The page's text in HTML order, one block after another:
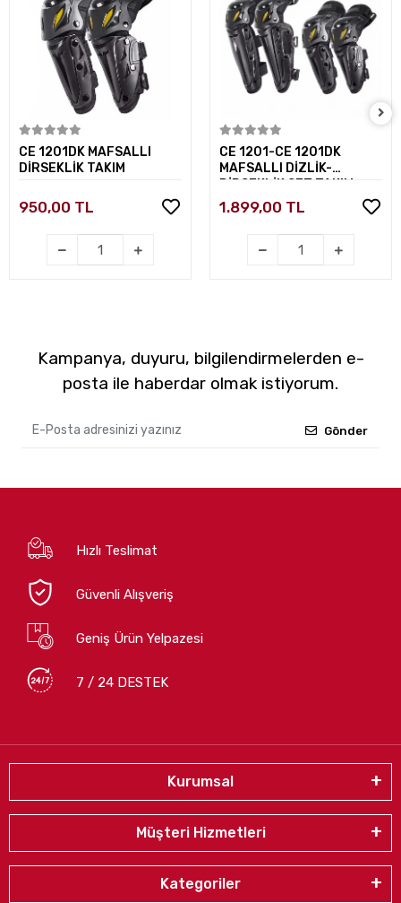
Sepete Ekle
CE 1201DK MAFSALLI
DİRSEKLİK TAKIM
950,00 TL
Sepete Ekle
CE 1201-CE 1201DK
MAFSALLI DİZLİK-
DİRSEKLİK SET TAKIM
1.899,00 TL
Kampanya, duyuru, bilgilendirmelerden e-
posta ile haberdar olmak istiyorum.
Gönder
Hızlı Teslimat
Güvenli Alışveriş
Geniş Ürün Yelpazesi
7 / 24 DESTEK
Kurumsal
Müşteri Hizmetleri
Kategoriler